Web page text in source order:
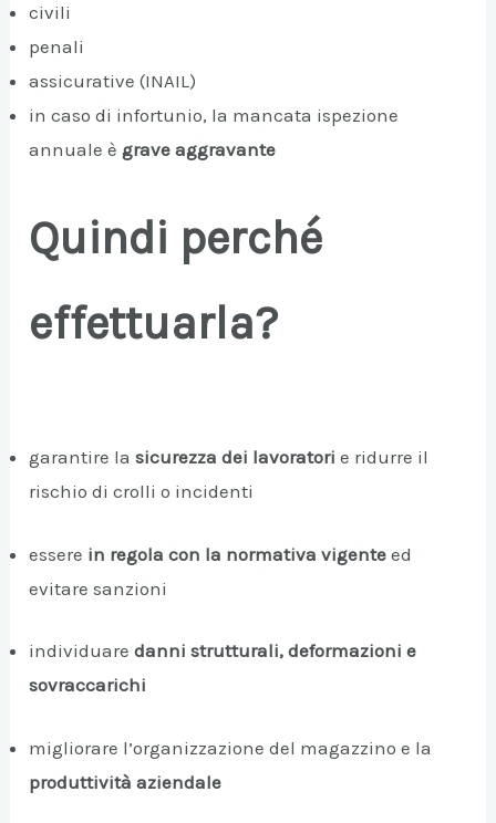
civili
penali
assicurative (INAIL)
in caso di infortunio, la mancata ispezione
annuale ègrave aggravante
Quindi perché
effettuarla?
garantire lasicurezza dei lavoratori e ridurre il
rischio di crolli o incidenti
essere in regola con la normativa vigente ed
evitare sanzioni
individuaredanni strutturali, deformazioni e
sovraccarichi
migliorare l’organizzazione del magazzino e la
produttività aziendale